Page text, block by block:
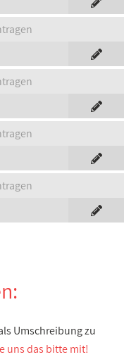
Umschreibung zu
uns das bitte mit!